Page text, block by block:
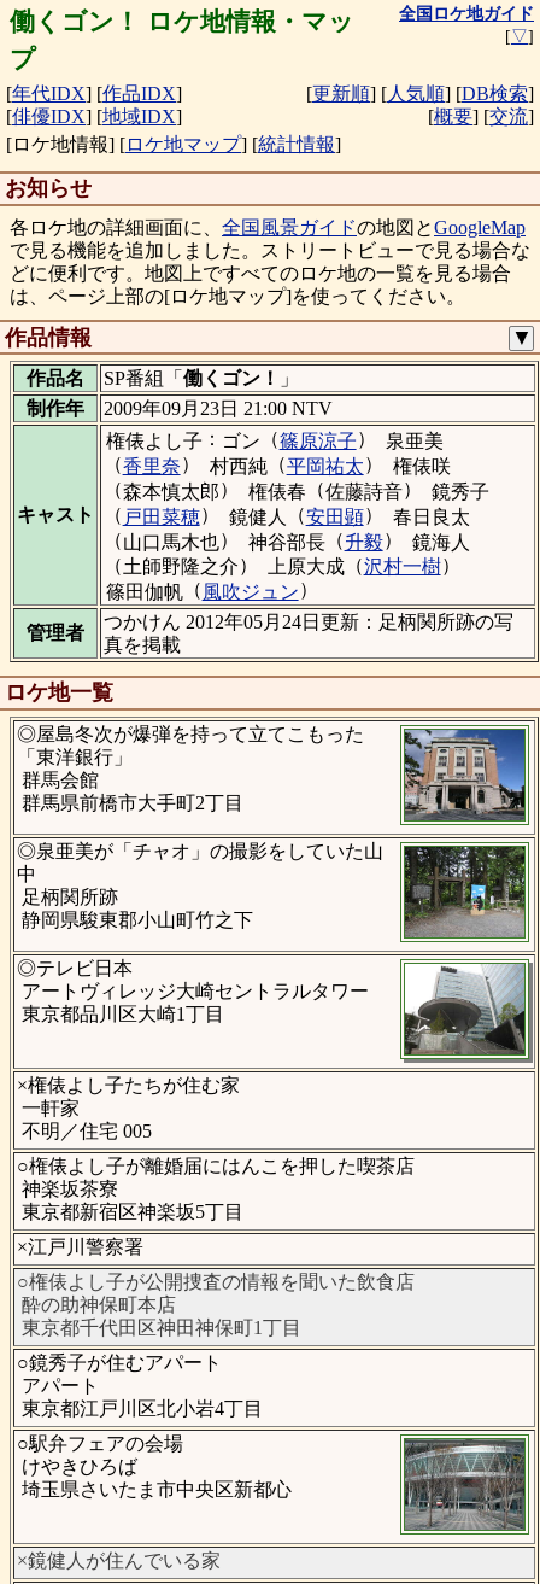
働くゴン！ ロケ地情報・マッ
プ
全国ロケ地ガイド
[▽]
[年代IDX] [作品IDX]
[俳優IDX] [地域IDX]
[更新順] [人気順] [DB検索]
[概要] [交流]
[ロケ地情報] [ロケ地マップ] [統計情報]
お知らせ
各ロケ地の詳細画面に、 全国風景ガイドの地図とGoogleMap
で見る機能を追加しました。ストリートビューで見る場合な
どに便利です。地図上ですべてのロケ地の一覧を見る場合
は、ページ上部の[ロケ地マップ]を使ってください。
作品情報 ▼
作品名 SP番組「 働くゴン！
」
制作年
2009年09月23日 21:00 NTV
キャスト
権俵よし子 ： ゴン （篠原涼子）
泉亜美
（香里奈） 村西純 （平岡祐太）
権俵咲
（森本慎太郎） 権俵春 （佐藤詩音）
鏡秀子
（ 戸田菜穂） 鏡健人 （安田顕）
春日良太
（山口馬木也） 神谷部長（升毅）
鏡海人
（土師野隆之介） 上原大成（沢村一樹）
篠田伽帆 （ 風吹ジュン）
管理者
つかけん 2012年05月24日更新：足柄関所跡の写
真を掲載
ロケ地一覧
◎屋島冬次が爆弾を持って立てこもった
「東洋銀行」
群馬会館
群馬県前橋市大手町2丁目
◎泉亜美が「チャオ」の撮影をしていた山
中
足柄関所跡
静岡県駿東郡小山町竹之下
◎テレビ日本
アートヴィレッジ大崎セントラルタワー
東京都品川区大崎1丁目
×権俵よし子たちが住む家
一軒家
不明／住宅 005
○権俵よし子が離婚届にはんこを押した喫茶店
神楽坂茶寮
東京都新宿区神楽坂5丁目
×江戸川警察署
○権俵よし子が公開捜査の情報を聞いた飲食店
酔の助神保町本店
東京都千代田区神田神保町1丁目
○鏡秀子が住むアパート
アパート
東京都江戸川区北小岩4丁目
○駅弁フェアの会場
けやきひろば
埼玉県さいたま市中央区新都心
×鏡健人が住んでいる家